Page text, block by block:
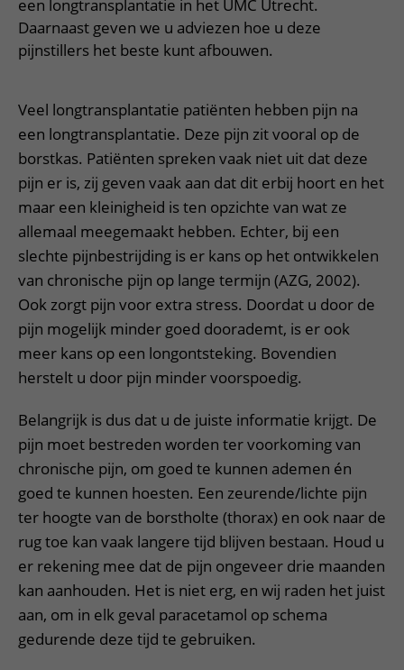
Onderzoeken en diagnostiek
Het Wilhelmina Kinderziekenhuis
Bloedprikken
Wachttijden
Wijzigen patiëntgegevens
Mijn UMC Utrecht patiëntportaal
Faciliteiten en voorzieningen
Bezoekregels
Route naar het ziekenhuis
Parkeren
Contact met polikliniek
Contact met verpleegafdeling
Het Wilhelmina Kinderziekenhuis
Teleconsult aanvragen
Diagnostiek aanvragen
Over UMC Utrecht
Onderwijs
Werken bij het UMC Utrecht
een longtransplantatie in het UMC Utrecht.
Daarnaast geven we u adviezen hoe u deze
pijnstillers het beste kunt afbouwen.
Veel longtransplantatie patiënten hebben pijn na
een longtransplantatie. Deze pijn zit vooral op de
borstkas. Patiënten spreken vaak niet uit dat deze
pijn er is, zij geven vaak aan dat dit erbij hoort en het
maar een kleinigheid is ten opzichte van wat ze
allemaal meegemaakt hebben. Echter, bij een
slechte pijnbestrijding is er kans op het ontwikkelen
van chronische pijn op lange termijn (AZG, 2002).
Ook zorgt pijn voor extra stress. Doordat u door de
pijn mogelijk minder goed doorademt, is er ook
meer kans op een longontsteking. Bovendien
herstelt u door pijn minder voorspoedig.
Belangrijk is dus dat u de juiste informatie krijgt. De
pijn moet bestreden worden ter voorkoming van
chronische pijn, om goed te kunnen ademen én
goed te kunnen hoesten. Een zeurende/lichte pijn
ter hoogte van de borstholte (thorax) en ook naar de
rug toe kan vaak langere tijd blijven bestaan. Houd u
er rekening mee dat de pijn ongeveer drie maanden
kan aanhouden. Het is niet erg, en wij raden het juist
aan, om in elk geval paracetamol op schema
gedurende deze tijd te gebruiken.